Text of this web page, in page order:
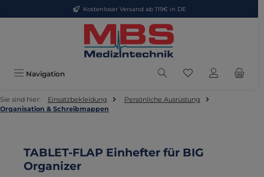
Zum Hauptinhalt springenKostenloser Versand ab 119€ in DE
Navigation Du hast 0
Sie sind hier: Einsatzbekleidung
Persönliche Ausrüstung
Organisation & Schreibmappen
TABLET-FLAP Einhefter für BIG
Organizer